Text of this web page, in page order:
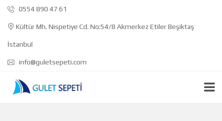
0554 890 47 61
Kültür Mh. Nispetiye Cd. No:54/8 Akmerkez Etiler Beşiktaş
İstanbul
info@guletsepeti.com